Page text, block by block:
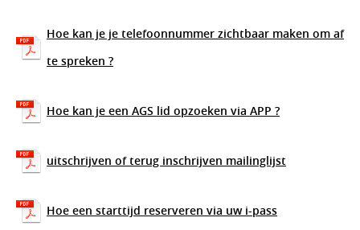
Hoe kan je je telefoonnummer zichtbaar maken om af
te spreken ?
Hoe kan je een AGS lid opzoeken via APP ?
uitschrijven of terug inschrijven mailinglijst
Hoe een starttijd reserveren via uw i-pass